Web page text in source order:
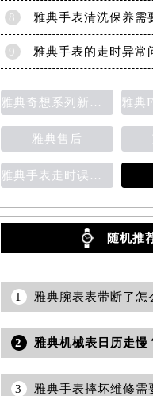
8 雅典手表清洗保养需
9
雅典奇想系列新款腕表
雅典售后
雅典手表走时误差的原因
随机推
1 雅典腕表表带断了怎
2
3 雅典手表摔坏维修需